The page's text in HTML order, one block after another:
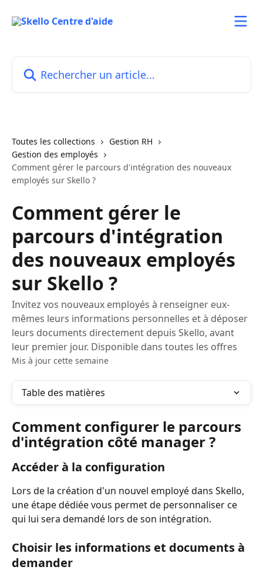
Toutes les collections
Gestion RH
Gestion des employés
Comment gérer le parcours d'intégration des nouveaux
employés sur Skello ?
Comment gérer le
parcours d'intégration
des nouveaux employés
sur Skello ?
Invitez vos nouveaux employés à renseigner eux-
mêmes leurs informations personnelles et à déposer
leurs documents directement depuis Skello, avant
leur premier jour. Disponible dans toutes les offres
Mis à jour cette semaine
Table des matières
Comment configurer le parcours
d'intégration côté manager ?
Accéder à la configuration
Lors de la création d'un nouvel employé dans Skello,
une étape dédiée vous permet de personnaliser ce
qui lui sera demandé lors de son intégration.
Choisir les informations et documents à
demander